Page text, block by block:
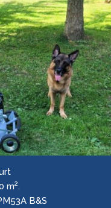
m2.
B&S